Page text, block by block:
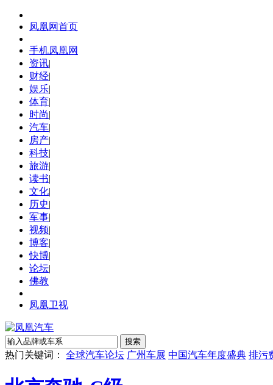
凤凰网首页
手机凤凰网
资讯|
财经|
娱乐|
体育|
时尚|
汽车|
房产|
科技|
旅游|
读书|
文化|
历史|
军事|
视频|
博客|
快博|
论坛|
佛教
凤凰卫视
热门关键词： 全球汽车论坛 广州车展 中国汽车年度盛典 排污